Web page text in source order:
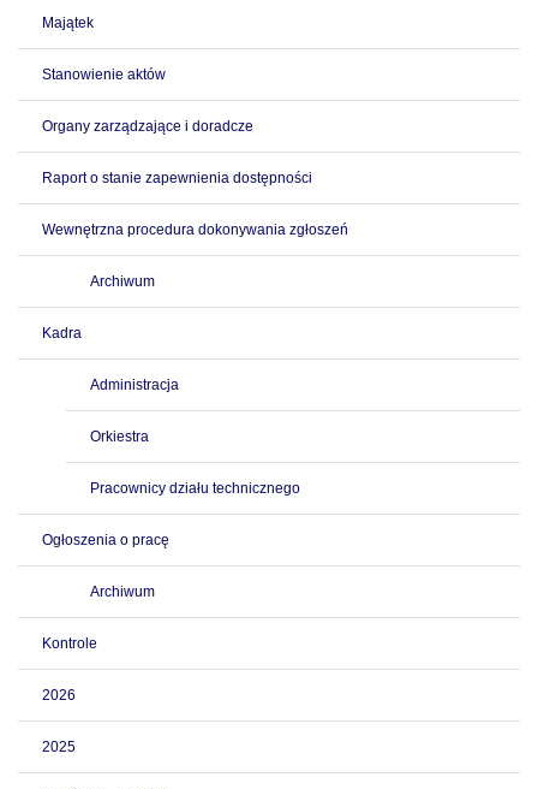
Majątek
Stanowienie aktów
Organy zarządzające i doradcze
Raport o stanie zapewnienia dostępności
Wewnętrzna procedura dokonywania zgłoszeń
Archiwum
Kadra
Administracja
Orkiestra
Pracownicy działu technicznego
Ogłoszenia o pracę
Archiwum
Kontrole
2026
2025